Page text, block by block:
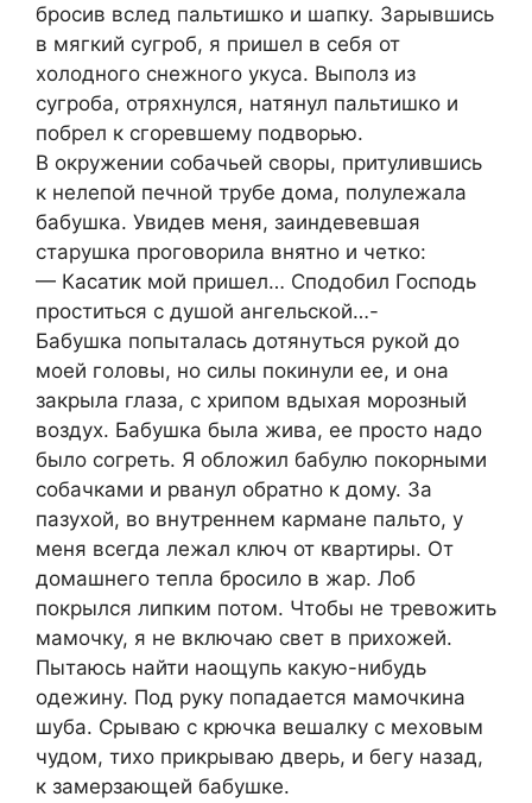
бросив вслед пальтишко и шапку. Зарывшись
в мягкий сугроб, я пришел в себя от
холодного снежного укуса. Выполз из
сугроба, отряхнулся, натянул пальтишко и
побрел к сгоревшему подворью.
В окружении собачьей своры, притулившись
к нелепой печной трубе дома, полулежала
бабушка. Увидев меня, заиндевевшая
старушка проговорила внятно и четко:
— Касатик мой пришел… Сподобил Господь
проститься с душой ангельской…-
Бабушка попыталась дотянуться рукой до
моей головы, но силы покинули ее, и она
закрыла глаза, с хрипом вдыхая морозный
воздух. Бабушка была жива, ее просто надо
было согреть. Я обложил бабулю покорными
собачками и рванул обратно к дому. За
пазухой, во внутреннем кармане пальто, у
меня всегда лежал ключ от квартиры. От
домашнего тепла бросило в жар. Лоб
покрылся липким потом. Чтобы не тревожить
мамочку, я не включаю свет в прихожей.
Пытаюсь найти наощупь какую-нибудь
одежину. Под руку попадается мамочкина
шуба. Срываю с крючка вешалку с меховым
чудом, тихо прикрываю дверь, и бегу назад,
к замерзающей бабушке.